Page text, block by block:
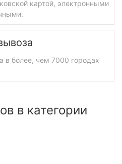
картой, электронными
в более, чем 7000 городах
в категории